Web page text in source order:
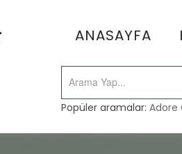
ANASAYFA
Popüler aramalar:Adore